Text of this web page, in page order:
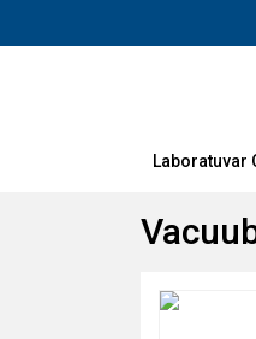
Laboratuvar